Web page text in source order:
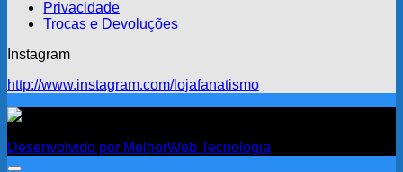
Privacidade
Trocas e Devoluções
Instagram
http://www.instagram.com/lojafanatismo
Desenvolvido por MelhorWeb Tecnologia